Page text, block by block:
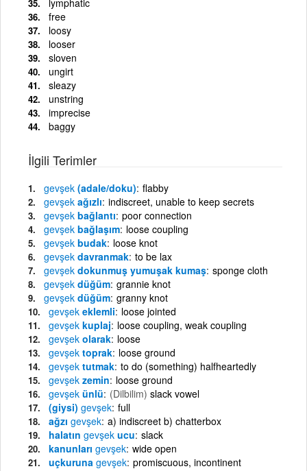
free
loosy
looser
sloven
ungirt
sleazy
unstring
imprecise
baggy
İlgili Terimler
gevşek (adale/doku) flabby
gevşek ağızlı indiscreet, unable to keep secrets
gevşek bağlantı poor connection
gevşek bağlaşım loose coupling
gevşek budak loose knot
gevşek davranmak to be lax
gevşek dokunmuş yumuşak kumaş sponge cloth
gevşek düğüm grannie knot
gevşek düğüm granny knot
gevşek eklemli loose jointed
gevşek kuplaj loose coupling, weak coupling
gevşek olarak loose
gevşek toprak loose ground
gevşek tutmak to do (something) halfheartedly
gevşek zemin loose ground
gevşek ünlü (Dilbilim) slack vowel
(giysi) gevşek full
ağzı gevşek a) indiscreet b) chatterbox
halatın gevşek ucu slack
kanunları gevşek wide open
uçkuruna gevşek promiscuous, incontinent